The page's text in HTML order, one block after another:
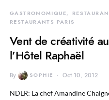
GASTRONOMIQUE
RESTAURANTS PARIS
Vent de créativité
l’Hôtel Raphaël
By SOPHIE Oct 10, 2012
NDLR: La chef Amandine